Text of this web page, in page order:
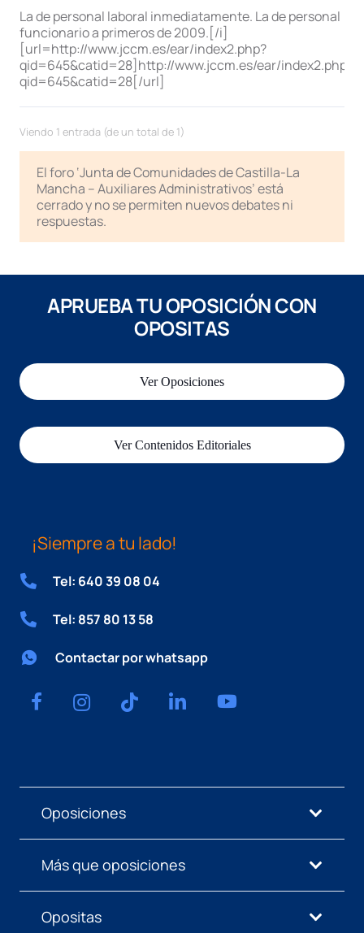
La de personal laboral inmediatamente. La de personal
funcionario a primeros de 2009.[/i]
[url=http://www.jccm.es/ear/index2.php?
qid=645&catid=28]http://www.jccm.es/ear/index2.php?
qid=645&catid=28[/url]
Viendo 1 entrada (de un total de 1)
El foro ‘Junta de Comunidades de Castilla-La
Mancha – Auxiliares Administrativos’ está
cerrado y no se permiten nuevos debates ni
respuestas.
APRUEBA TU OPOSICIÓN CON
OPOSITAS
Ver Oposiciones
Ver Contenidos Editoriales
¡Siempre a tu lado!
Tel: 640 39 08 04
Tel: 857 80 13 58
Contactar por whatsapp
Oposiciones
Más que oposiciones
Opositas